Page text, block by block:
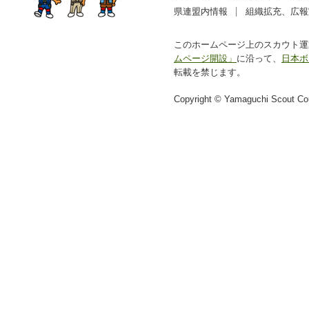
県連盟内情報
組織拡充、広
このホームページ上のスカウト
ムページ開設」 に沿って、
日本
転載を禁じます。
Copyright © Yamaguchi Scout